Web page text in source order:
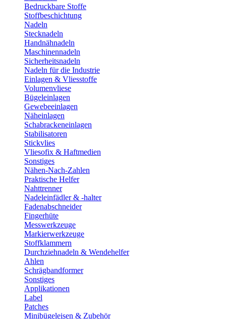
Bedruckbare Stoffe
Stoffbeschichtung
Nadeln
Stecknadeln
Handnähnadeln
Maschinennadeln
Sicherheitsnadeln
Nadeln für die Industrie
Einlagen & Vliesstoffe
Volumenvliese
Bügeleinlagen
Gewebeeinlagen
Näheinlagen
Schabrackeneinlagen
Stabilisatoren
Stickvlies
Vliesofix & Haftmedien
Sonstiges
Nähen-Nach-Zahlen
Praktische Helfer
Nahttrenner
Nadeleinfädler & -halter
Fadenabschneider
Fingerhüte
Messwerkzeuge
Markierwerkzeuge
Stoffklammern
Durchziehnadeln & Wendehelfer
Ahlen
Schrägbandformer
Sonstiges
Applikationen
Label
Patches
Minibügeleisen & Zubehör